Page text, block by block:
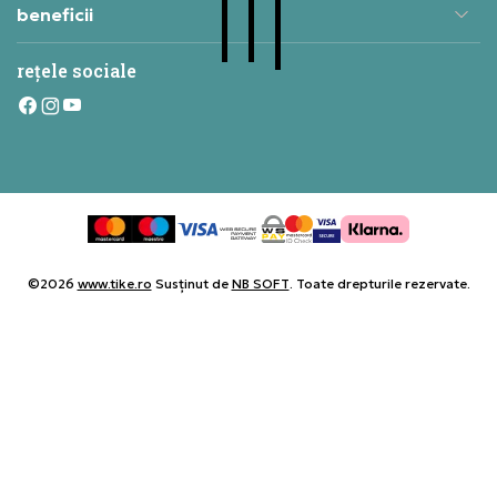
beneficii
rețele sociale
©2026 www.tike.ro Susținut de NB SOFT. Toate drepturile rezervate.